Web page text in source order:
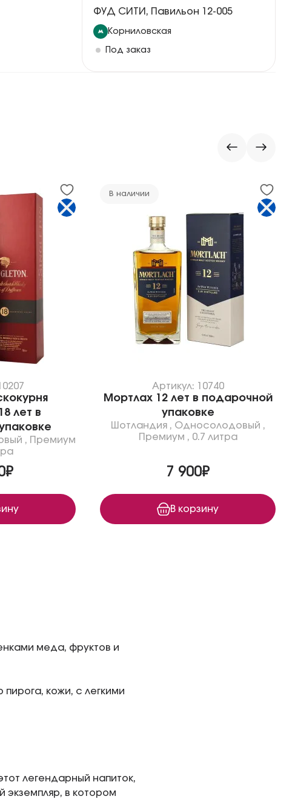
ФУД СИТИ, Павильон 12-005
Корниловская
Под заказ
лет в
, Премиум
В наличии
Артикул: 10740
Мортлах 12 лет в подарочной
упаковке
Шотландия, Односолодовый ,
Премиум , 0.7 литра
7 900₽
В корзину
меда, фруктов и
кожи, с легкими
легендарный напиток,
в котором